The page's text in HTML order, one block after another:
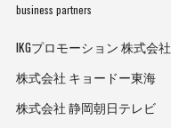
business partners
IKGプロモーション 株式会社
株式会社 キョードー東海
株式会社 静岡朝日テレビ